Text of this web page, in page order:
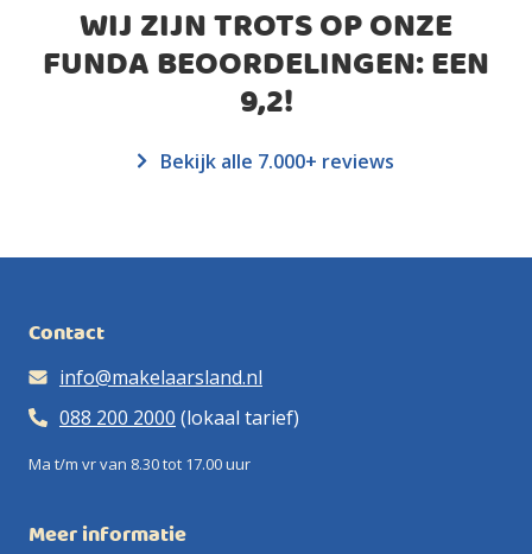
WIJ ZIJN TROTS OP ONZE
FUNDA BEOORDELINGEN: EEN
9,2!
Bekijk alle 7.000+ reviews
Contact
info@makelaarsland.nl
088 200 2000 (lokaal tarief)
Ma t/m vr van 8.30 tot 17.00 uur
Meer informatie